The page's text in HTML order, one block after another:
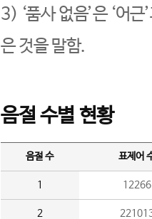
3) ‘품사 없음’은 ‘어
은 것을 말함.
음절 수별 현황
음절 수 표제어
1 12266
2